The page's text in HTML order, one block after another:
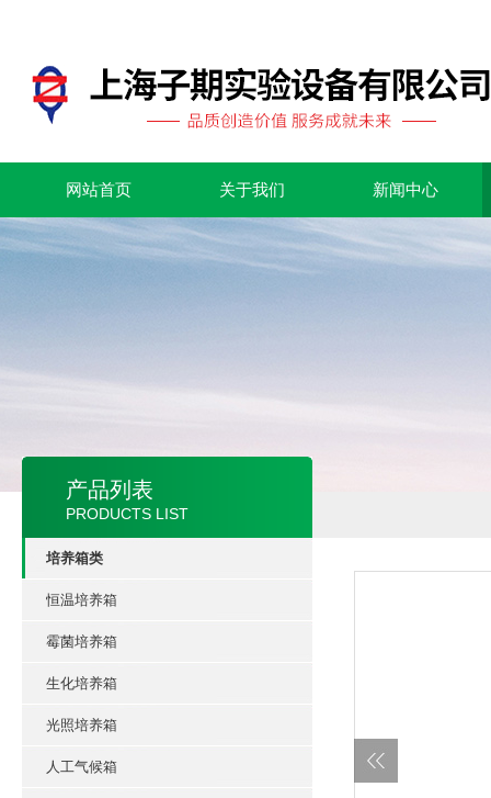
网站首页 关于我们 新闻中心
产品列表
PRODUCTS LIST
培养箱类
恒温培养箱
霉菌培养箱
生化培养箱
光照培养箱
人工气候箱